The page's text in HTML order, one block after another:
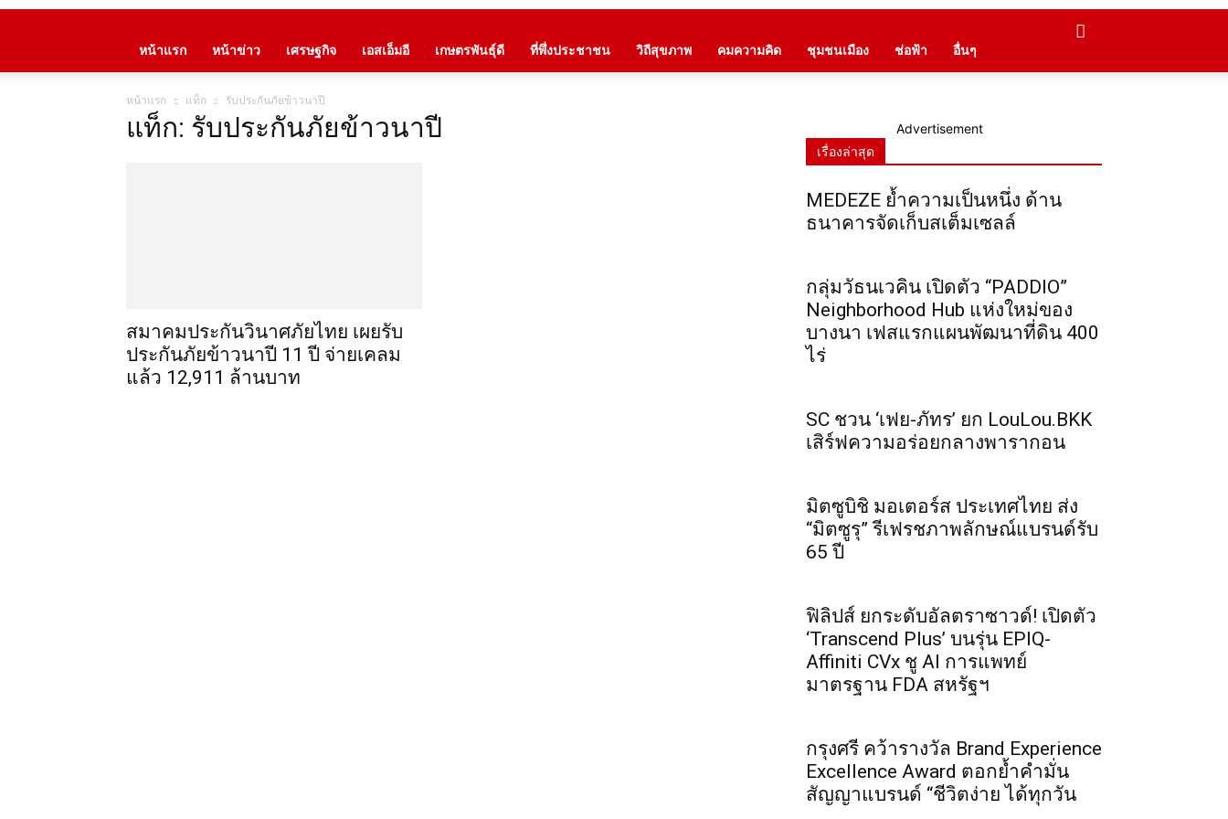
หน้าแรก หน้าข่าว เศรษฐกิจ เอสเอ็มอี เกษตรพันธุ์ดี ที่พึ่งประชาชน วิถีสุขภาพ คมความคิด ชุมชนเมือง ช่อฟ้า อื่นๆ
หน้าแรก แท็ก รับประกันภัยข้าวนาปี
แท็ก: รับประกันภัยข้าวนาปี
สมาคมประกันวินาศภัยไทย เผยรับ
ประกันภัยข้าวนาปี 11 ปี จ่ายเคลม
แล้ว 12,911 ล้านบาท
Advertisement
เรื่องล่าสุด
MEDEZE ย้ำความเป็นหนึ่ง ด้าน
ธนาคารจัดเก็บสเต็มเซลล์
กลุ่มวัธนเวคิน เปิดตัว “PADDIO”
Neighborhood Hub แห่งใหม่ของ
บางนา เฟสแรกแผนพัฒนาที่ดิน 400
ไร่
SC ชวน ‘เฟย-ภัทร’ ยก LouLou.BKK
เสิร์ฟความอร่อยกลางพารากอน
มิตซูบิชิ มอเตอร์ส ประเทศไทย ส่ง
“มิตซูรุ” รีเฟรชภาพลักษณ์แบรนด์รับ
65 ปี
ฟิลิปส์ ยกระดับอัลตราซาวด์! เปิดตัว
‘Transcend Plus’ บนรุ่น EPIQ-
Affiniti CVx ชู AI การแพทย์
มาตรฐาน FDA สหรัฐฯ
กรุงศรี คว้ารางวัล Brand Experience
Excellence Award ตอกย้ำคำมั่น
สัญญาแบรนด์ “ชีวิตง่าย ได้ทุกวัน